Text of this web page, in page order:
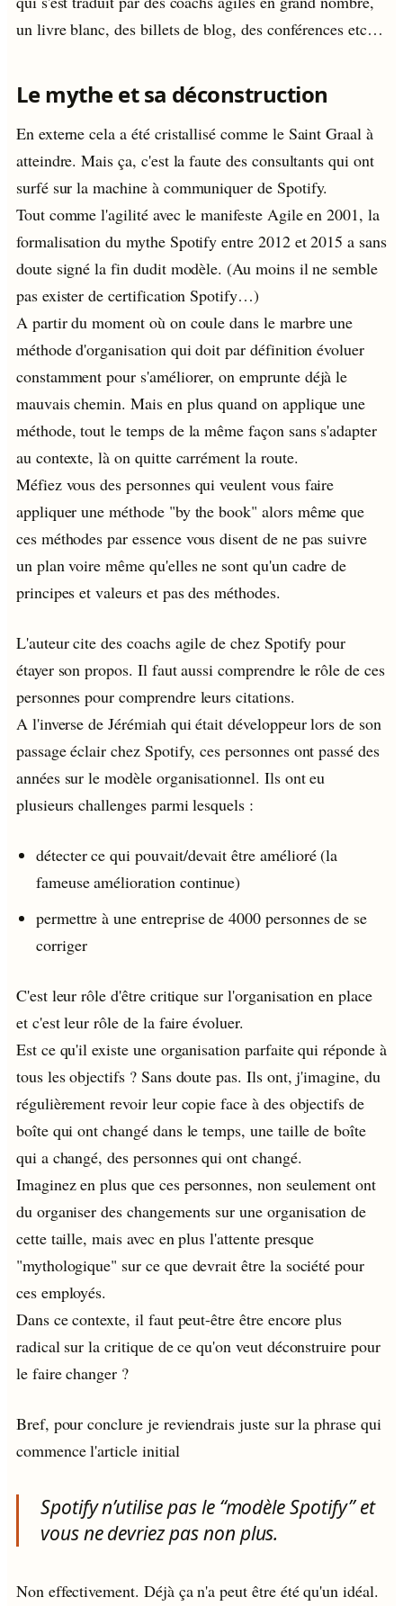
un livre blanc, des billets de blog, des conférences etc…
Le mythe et sa déconstruction
En externe cela a été cristallisé comme le Saint Graal à
atteindre. Mais ça, c'est la faute des consultants qui ont
surfé sur la machine à communiquer de Spotify.
Tout comme l'agilité avec le manifeste Agile en 2001, la
formalisation du mythe Spotify entre 2012 et 2015 a sans
doute signé la fin dudit modèle. (Au moins il ne semble
pas exister de certification Spotify…)
A partir du moment où on coule dans le marbre une
méthode d'organisation qui doit par définition évoluer
constamment pour s'améliorer, on emprunte déjà le
mauvais chemin. Mais en plus quand on applique une
méthode, tout le temps de la même façon sans s'adapter
au contexte, là on quitte carrément la route.
Méfiez vous des personnes qui veulent vous faire
appliquer une méthode "by the book" alors même que
ces méthodes par essence vous disent de ne pas suivre
un plan voire même qu'elles ne sont qu'un cadre de
principes et valeurs et pas des méthodes.
L'auteur cite des coachs agile de chez Spotify pour
étayer son propos. Il faut aussi comprendre le rôle de ces
personnes pour comprendre leurs citations.
A l'inverse de Jérémiah qui était développeur lors de son
passage éclair chez Spotify, ces personnes ont passé des
années sur le modèle organisationnel. Ils ont eu
plusieurs challenges parmi lesquels :
détecter ce qui pouvait/devait être amélioré (la
fameuse amélioration continue)
permettre à une entreprise de 4000 personnes de se
corriger
C'est leur rôle d'être critique sur l'organisation en place
et c'est leur rôle de la faire évoluer.
Est ce qu'il existe une organisation parfaite qui réponde à
tous les objectifs ? Sans doute pas. Ils ont, j'imagine, du
régulièrement revoir leur copie face à des objectifs de
boîte qui ont changé dans le temps, une taille de boîte
qui a changé, des personnes qui ont changé.
Imaginez en plus que ces personnes, non seulement ont
du organiser des changements sur une organisation de
cette taille, mais avec en plus l'attente presque
"mythologique" sur ce que devrait être la société pour
ces employés.
Dans ce contexte, il faut peut-être être encore plus
radical sur la critique de ce qu'on veut déconstruire pour
le faire changer ?
Bref, pour conclure je reviendrais juste sur la phrase qui
commence l'article initial
Spotify n’utilise pas le “modèle Spotify” et
vous ne devriez pas non plus.
Non effectivement. Déjà ça n'a peut être été qu'un idéal.